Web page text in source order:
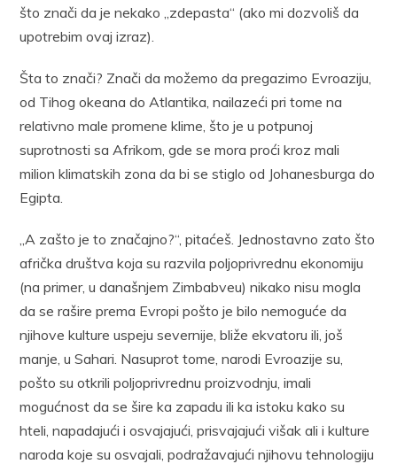
što znači da je nekako „zdepasta“ (ako mi dozvoliš da
upotrebim ovaj izraz).
Šta to znači? Znači da možemo da pregazimo Evroaziju,
od Tihog okeana do Atlantika, nailazeći pri tome na
relativno male promene klime, što je u potpunoj
suprotnosti sa Afrikom, gde se mora proći kroz mali
milion klimatskih zona da bi se stiglo od Johanesburga do
Egipta.
„A zašto je to značajno?“, pitaćeš. Jednostavno zato što
afrička društva koja su razvila poljoprivrednu ekonomiju
(na primer, u današnjem Zimbabveu) nikako nisu mogla
da se rašire prema Evropi pošto je bilo nemoguće da
njihove kulture uspeju severnije, bliže ekvatoru ili, još
manje, u Sahari. Nasuprot tome, narodi Evroazije su,
pošto su otkrili poljoprivrednu proizvodnju, imali
mogućnost da se šire ka zapadu ili ka istoku kako su
hteli, napadajući i osvajajući, prisvajajući višak ali i kulture
naroda koje su osvajali, podražavajući njihovu tehnologiju